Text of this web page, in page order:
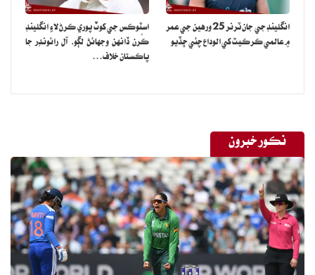
خاموش رهيو، نه سوال ڪيو ۽ نه ئي ريمارڪس ڏنا. هڪ مرحلي تي سندس
ڏنل فيصلي جو ذڪر به ٿيو ان هوندي به هڪ لفظ به نه ڳالهايائين. جڏهن ته
هن قانون جي حق ۾ راءِ ڏني آهي.
انگلينڊ جي جان ٽرنر 25 ورهين جي عمر
۾ عالمي ڪرڪيٽ کي الوداع چئي ڇڏيو
اسٽوڪس جي کوٽ پوري ڪرڻ لاءِ انگلينڊ
ڪُرن ڏانهن وجهائڻ لڳو، آل رائونڊر جا
پاڪستان خلاف…
نڪور خبرون